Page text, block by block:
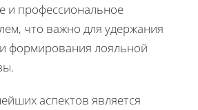
и профессиональное
что важно для удержания
формирования лояльной
аспектов является